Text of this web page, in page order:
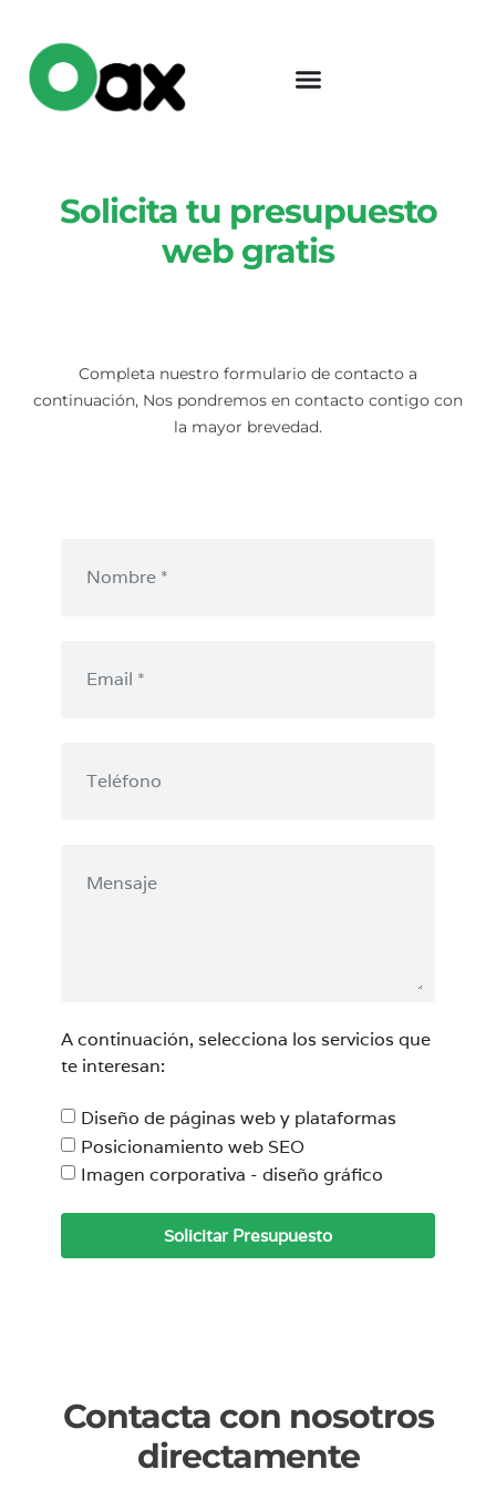
Solicita tu presupuesto
web gratis
Completa nuestro formulario de contacto a
continuación, Nos pondremos en contacto contigo con
la mayor brevedad.
A continuación, selecciona los servicios que
te interesan:
Diseño de páginas web y plataformas
Posicionamiento web SEO
Imagen corporativa - diseño gráfico
Solicitar Presupuesto
Contacta con nosotros
directamente